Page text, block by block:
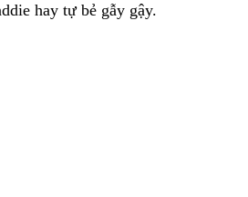
hay tự bẻ gẫy gậy.